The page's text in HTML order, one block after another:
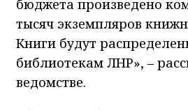
бюджета произведено
тысяч экземпляров
Книги будут
библиотекам ЛНР»,–
ведомстве.